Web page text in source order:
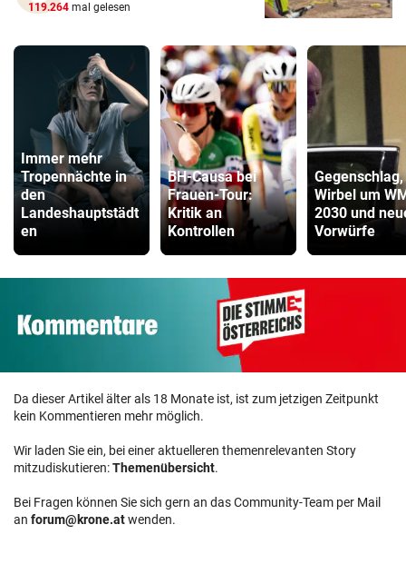
119.264 mal gelesen
Immer mehr
Tropennächte in
den
Landeshauptstädt
en
BH-Causa bei
Frauen-Tour:
Kritik an
Kontrollen
Gegenschlag,
Wirbel um
2030 und
Vorwürfe
Da dieser Artikel älter als 18 Monate ist, ist zum jetzigen Zeitpunkt
kein Kommentieren mehr möglich.
Wir laden Sie ein, bei einer aktuelleren themenrelevanten Story
mitzudiskutieren:Themenübersicht.
Bei Fragen können Sie sich gern an das Community-Team per Mail
an forum@krone.atwenden.